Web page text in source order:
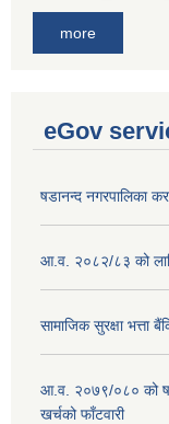
more
eGov
षडानन्द नगरपालिका
आ.व. २०८२/८३ को
सामाजिक सुरक्षा भत्ता
आ.व. २०७९/०८० को
खर्चको फाँटवारी